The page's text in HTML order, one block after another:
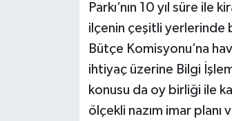
Parkı’nın 10 yıl süre
ilçenin çeşitli yerlerinde
Bütçe Komisyonu’na
ihtiyaç üzerine Bilgi
konusu da oy birliği ile
ölçekli nazım imar